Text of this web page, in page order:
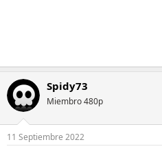
Spidy73
Miembro 480p
11 Septiembre 2022